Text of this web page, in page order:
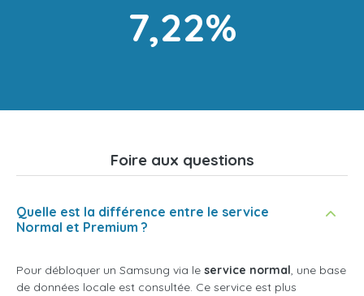
7,22%
Foire aux questions
Quelle est la différence entre le service
Normal et Premium ?
Pour débloquer un Samsung via le service normal, une base
de données locale est consultée. Ce service est plus